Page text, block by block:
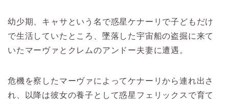
幼少期、キャサという名で惑星ケナーリで子どもだけ
で生活していたところ、墜落した宇宙船の盗掘に来て
いたマーヴァとクレムのアンドー夫妻に遭遇。
危機を察したマーヴァによってケナーリから連れ出さ
れ、以降は彼女の養子として惑星フェリックスで育て